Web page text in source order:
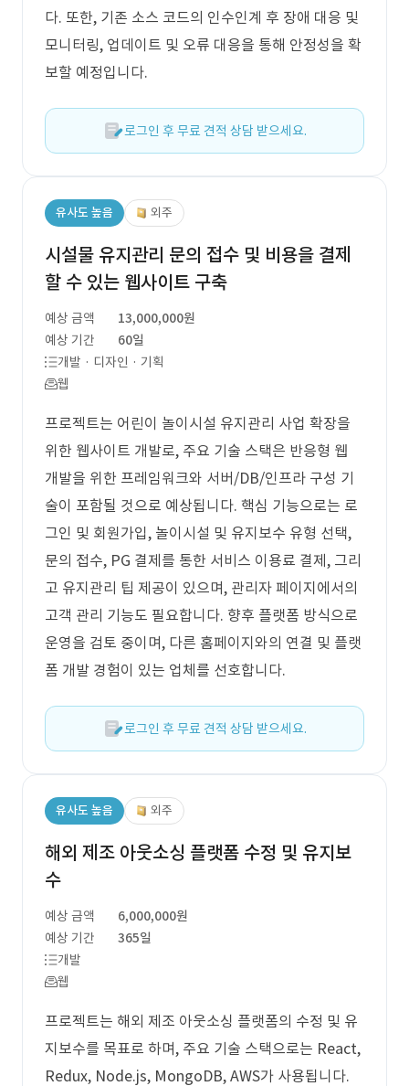
다. 또한, 기존 소스 코드의 인수인계 후 장애 대응 및
모니터링, 업데이트 및 오류 대응을 통해 안정성을 확
보할 예정입니다.
로그인 후 무료 견적 상담 받으세요.
유사도 높음 외주
시설물 유지관리 문의 접수 및 비용을 결제
할 수 있는 웹사이트 구축
예상 금액
13,000,000원
예상 기간
60일
개발 · 디자인 · 기획
웹
프로젝트는 어린이 놀이시설 유지관리 사업 확장을
위한 웹사이트 개발로, 주요 기술 스택은 반응형 웹
개발을 위한 프레임워크와 서버/DB/인프라 구성 기
술이 포함될 것으로 예상됩니다. 핵심 기능으로는 로
그인 및 회원가입, 놀이시설 및 유지보수 유형 선택,
문의 접수, PG 결제를 통한 서비스 이용료 결제, 그리
고 유지관리 팁 제공이 있으며, 관리자 페이지에서의
고객 관리 기능도 필요합니다. 향후 플랫폼 방식으로
운영을 검토 중이며, 다른 홈페이지와의 연결 및 플랫
폼 개발 경험이 있는 업체를 선호합니다.
로그인 후 무료 견적 상담 받으세요.
유사도 높음 외주
해외 제조 아웃소싱 플랫폼 수정 및 유지보
수
예상 금액
6,000,000원
예상 기간
365일
개발
웹
프로젝트는 해외 제조 아웃소싱 플랫폼의 수정 및 유
지보수를 목표로 하며, 주요 기술 스택으로는 React,
Redux, Node.js, MongoDB, AWS가 사용됩니다.